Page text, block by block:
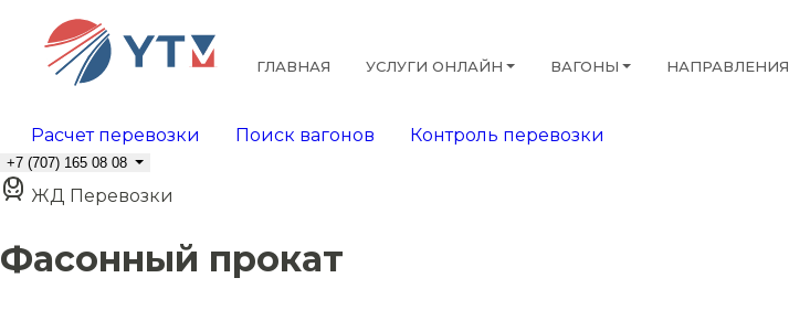
ГЛАВНАЯ УСЛУГИ ОНЛАЙН ВАГОНЫ НАПРАВЛЕНИЯ
Расчет перевозки Поиск вагонов Контроль перевозки
+7 (707) 165 08 08
ЖД Перевозки
Фасонный прокат